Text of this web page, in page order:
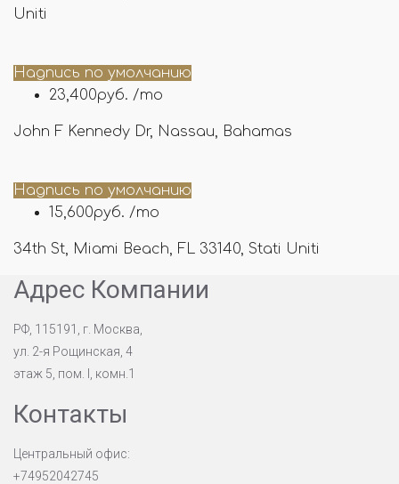
Uniti
Надпись по умолчанию
23,400руб. /mo
John F Kennedy Dr, Nassau, Bahamas
Надпись по умолчанию
15,600руб. /mo
34th St, Miami Beach, FL 33140, Stati Uniti
Адрес Компании
РФ, 115191, г. Москва,
ул. 2-я Рощинская, 4
этаж 5, пом. I, комн.1
Контакты
Центральный офис:
+74952042745